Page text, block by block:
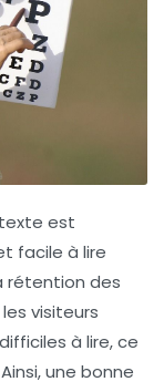
texte est
facile à lire
rétention des
visiteurs
à lire, ce
une bonne